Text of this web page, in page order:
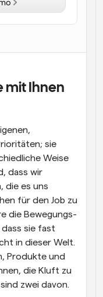
Anrufen
buchen
wenn etwas
mit Ihnen
sie
Weise
dass wir
die es uns
für den Job zu
die Bewegungs-
sie fast
in dieser Welt.
Produkte und
die Kluft zu
zwei davon.